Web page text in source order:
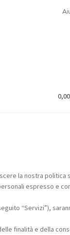
la nostra politica
espresso e
“Servizi”),
finalità e della